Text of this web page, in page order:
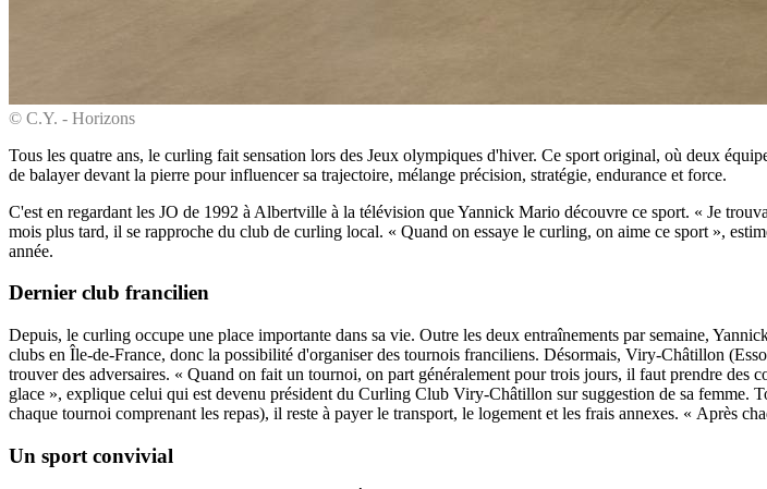
© C.Y. - Horizons
Tous les quatre ans, le curling fait sensation lors des Jeux olympiques d'hiver. Ce sport original, où deux
de balayer devant la pierre pour influencer sa trajectoire, mélange précision, stratégie, endurance et force.
C'est en regardant les JO de 1992 à Albertville à la télévision que Yannick Mario découvre ce sport. « Je
mois plus tard, il se rapproche du club de curling local. « Quand on essaye le curling, on aime ce sport »,
année.
Dernier club francilien
Depuis, le curling occupe une place importante dans sa vie. Outre les deux entraînements par semaine,
clubs en Île-de-France, donc la possibilité d'organiser des tournois franciliens. Désormais, Viry-Châtillon
trouver des adversaires. « Quand on fait un tournoi, on part généralement pour trois jours, il faut prendre des
glace », explique celui qui est devenu président du Curling Club Viry-Châtillon sur suggestion de sa femme.
chaque tournoi comprenant les repas), il reste à payer le transport, le logement et les frais annexes. « Après
Un sport convivial